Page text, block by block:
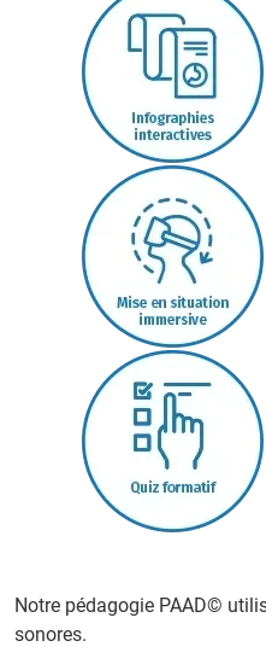
Notre pédagogie PAAD©
sonores.